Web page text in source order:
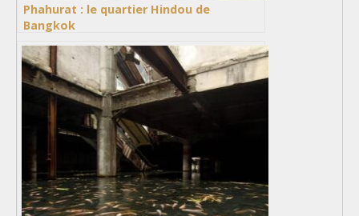
Phahurat : le quartier Hindou de
Bangkok